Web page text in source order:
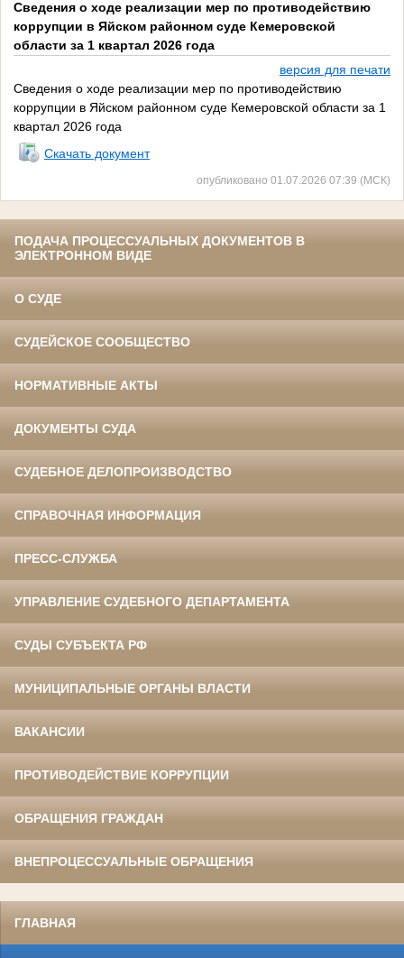
Сведения о ходе реализации мер по противодействию
коррупции в Яйском районном суде Кемеровской
области за 1 квартал 2026 года
версия для печати
Сведения о ходе реализации мер по противодействию
коррупции в Яйском районном суде Кемеровской области за 1
квартал 2026 года
Скачать документ
опубликовано 01.07.2026 07:39 (МСК)
ПОДАЧА ПРОЦЕССУАЛЬНЫХ ДОКУМЕНТОВ В
ЭЛЕКТРОННОМ ВИДЕ
О СУДЕ
СУДЕЙСКОЕ СООБЩЕСТВО
НОРМАТИВНЫЕ АКТЫ
ДОКУМЕНТЫ СУДА
СУДЕБНОЕ ДЕЛОПРОИЗВОДСТВО
СПРАВОЧНАЯ ИНФОРМАЦИЯ
ПРЕСС-СЛУЖБА
УПРАВЛЕНИЕ СУДЕБНОГО ДЕПАРТАМЕНТА
СУДЫ СУБЪЕКТА РФ
МУНИЦИПАЛЬНЫЕ ОРГАНЫ ВЛАСТИ
ВАКАНСИИ
ПРОТИВОДЕЙСТВИЕ КОРРУПЦИИ
ОБРАЩЕНИЯ ГРАЖДАН
ВНЕПРОЦЕССУАЛЬНЫЕ ОБРАЩЕНИЯ
ГЛАВНАЯ